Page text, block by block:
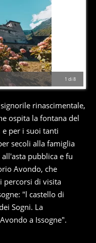
1 di8
rinascimentale,
ospita la fontana del
per i suoi tanti
secoli alla famiglia
pubblica e fu
Avondo, che
percorsi di visita
"l castello di
Sogni. La
a Issogne".